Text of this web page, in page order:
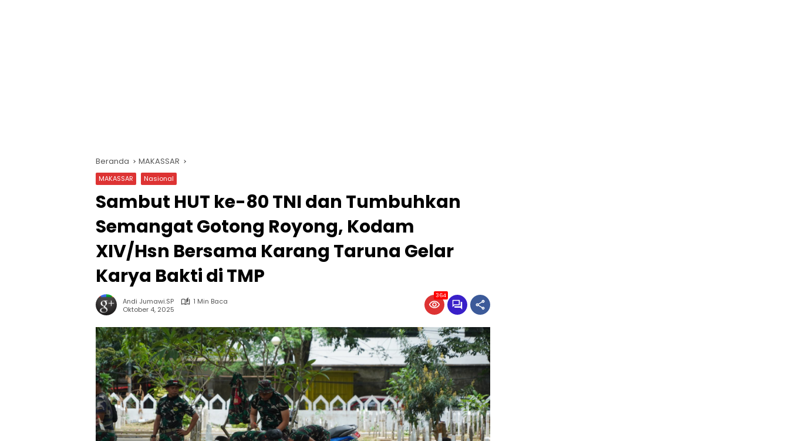
Beranda MAKASSAR
MAKASSAR Nasional
Sambut HUT ke-80 TNI dan Tumbuhkan
Semangat Gotong Royong, Kodam
XIV/Hsn Bersama Karang Taruna Gelar
Karya Bakti di TMP
Andi Jumawi.SP
1 Min Baca
Oktober 4, 2025
364